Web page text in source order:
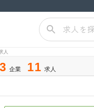
求人を
人
3 企業 11 求人